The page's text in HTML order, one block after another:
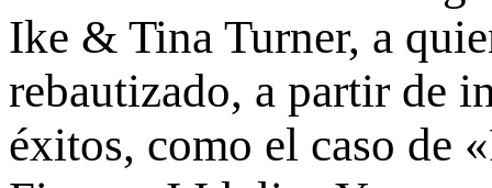
Ike & Tina Turner, a
rebautizado, a partir de
éxitos, como el caso de